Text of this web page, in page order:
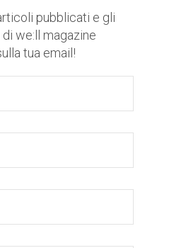
pubblicati e gli
we:ll magazine
tua email!